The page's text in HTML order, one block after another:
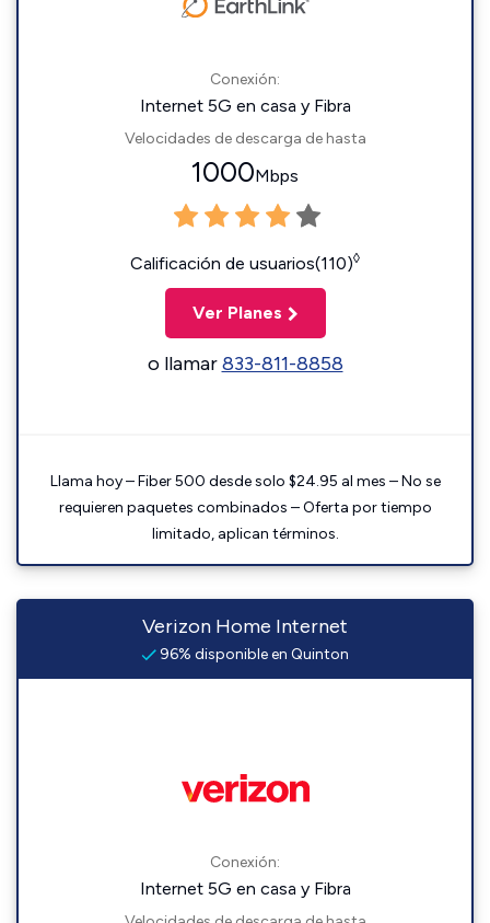
Conexión:
Internet 5G en casa y Fibra
Velocidades de descarga de hasta
1000Mbps
Calificación de usuarios(110)◊
Ver Planes
o llamar833-811-8858
Llama hoy – Fiber 500 desde solo $24.95 al mes – No se
requieren paquetes combinados – Oferta por tiempo
limitado, aplican términos.
Verizon Home Internet
96% disponible en Quinton
Conexión:
Internet 5G en casa y Fibra